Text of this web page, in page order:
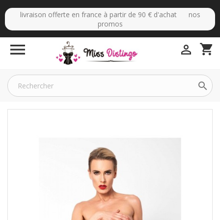
livraison offerte en france à partir de 90 € d'achat nos
promos
 shopping_cart

